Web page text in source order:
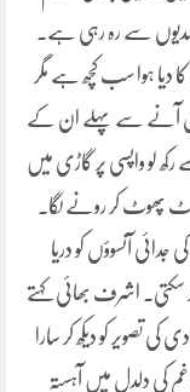
صدیوں سے رہ رہی ہے۔
دیا ہوا سب کچھ ہے مگر
آنے سے پہلے ان کے
رکھ لو واپسی پر گاڑی میں
پھوٹ کر رونے لگا۔
جدائی آنسوؤں کو دریا
سکتی۔ اشرف بھائی کہتے
کی تصویر کو دیکھ کر سارا
کی دلدل میں آہستہ